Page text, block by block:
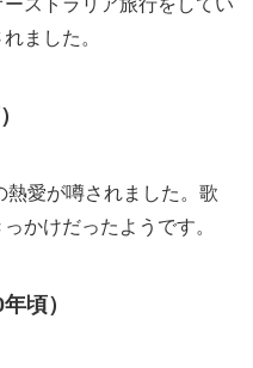
ストラリア旅行をしてい
ました。
愛が噂されました。歌
かけだったようです。
頃）